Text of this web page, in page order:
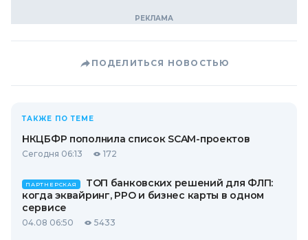
ПОДЕЛИТЬСЯ НОВОСТЬЮ
ТАКЖЕ ПО ТЕМЕ
НКЦБФР пополнила список SCAM-проектов
Сегодня 06:13 172
ПАРТНЕРСКАЯ
ТОП банковских решений для ФЛП:
когда эквайринг, РРО и бизнес карты в одном
сервисе
04.08 06:50 5433